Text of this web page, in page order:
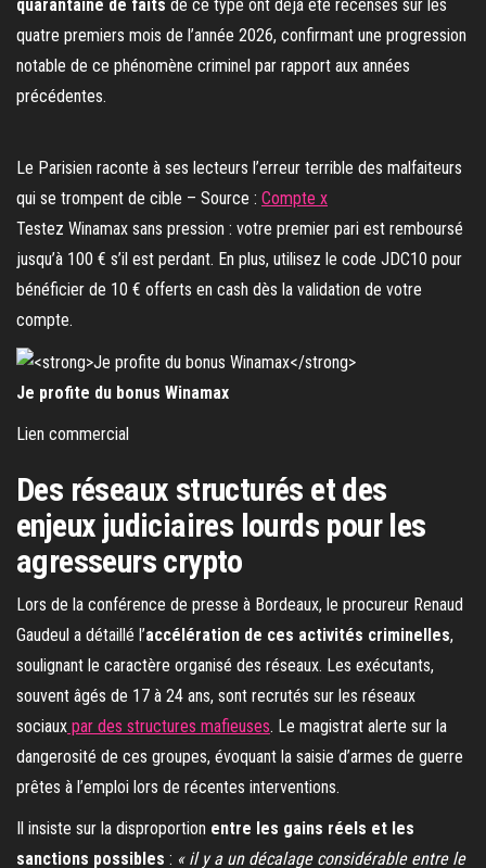
quarantaine de faits de ce type ont déjà été recensés sur les
quatre premiers mois de l’année 2026, confirmant une progression
notable de ce phénomène criminel par rapport aux années
précédentes.
Le Parisien raconte à ses lecteurs l’erreur terrible des malfaiteurs
qui se trompent de cible – Source : Compte x
Testez Winamax sans pression : votre premier pari est remboursé
jusqu’à 100 € s’il est perdant. En plus, utilisez le code JDC10 pour
bénéficier de 10 € offerts en cash dès la validation de votre
compte.
Je profite du bonus Winamax
Lien commercial
Des réseaux structurés et des
enjeux judiciaires lourds pour les
agresseurs crypto
Lors de la conférence de presse à Bordeaux, le procureur Renaud
Gaudeul a détaillé l’accélération de ces activités criminelles,
soulignant le caractère organisé des réseaux. Les exécutants,
souvent âgés de 17 à 24 ans, sont recrutés sur les réseaux
sociaux par des structures mafieuses. Le magistrat alerte sur la
dangerosité de ces groupes, évoquant la saisie d’armes de guerre
prêtes à l’emploi lors de récentes interventions.
Il insiste sur la disproportion entre les gains réels et les
sanctions possibles : « il y a un décalage considérable entre le